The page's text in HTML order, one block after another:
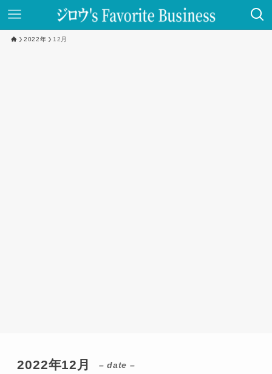
2022年 12月
2022年12月 – date –